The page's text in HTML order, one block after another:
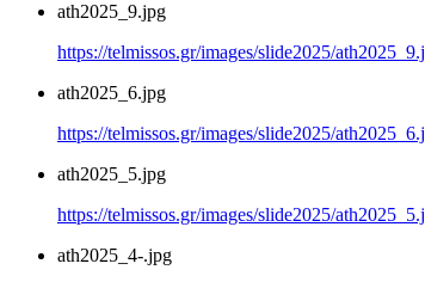
ath2025_9.jpg
https://telmissos.gr/images/slide2025/
ath2025_6.jpg
https://telmissos.gr/images/slide2025/
ath2025_5.jpg
https://telmissos.gr/images/slide2025/
ath2025_4-.jpg